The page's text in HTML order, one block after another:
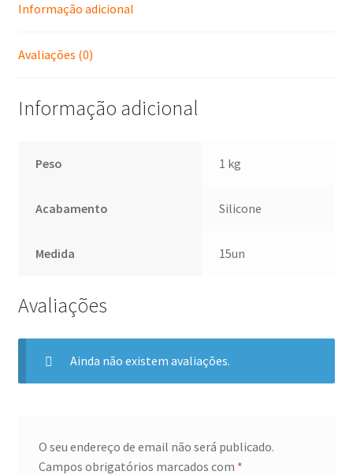
Informação adicional
Avaliações (0)
Informação adicional
Peso 1 kg
Acabamento Silicone
Medida 15un
Avaliações
Ainda não existem avaliações.
O seu endereço de email não será publicado.
Campos obrigatórios marcados com *